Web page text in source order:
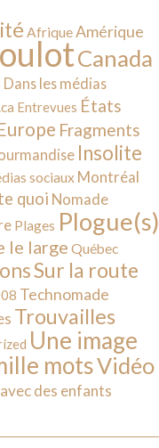
AfriqueAmérique
Canada
Dans les médias
Entrevues États
Fragments
Insolite
sociaux Montréal
quoi Nomade
Plages Plogue(s)
le large Québec
Sur la route
Technomade
Trouvailles
Une image
motsVidéo
des enfants